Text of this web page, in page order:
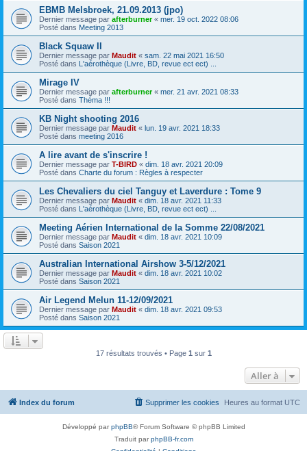
EBMB Melsbroek, 21.09.2013 (jpo)
Dernier message par afterburner« mer. 19 oct. 2022 08:06
Posté dans Meeting 2013
Black Squaw II
Dernier message par Maudit « sam. 22 mai 2021 16:50
Posté dans L'aérothèque (Livre, BD, revue ect ect) ...
Mirage IV
Dernier message par afterburner« mer. 21 avr. 2021 08:33
Posté dans Théma !!!
KB Night shooting 2016
Dernier message par Maudit « lun. 19 avr. 2021 18:33
Posté dans meeting 2016
A lire avant de s'inscrire !
Dernier message par T-BIRD « dim. 18 avr. 2021 20:09
Posté dans Charte du forum : Règles à respecter
Les Chevaliers du ciel Tanguy et Laverdure : Tome 9
Dernier message par Maudit « dim. 18 avr. 2021 11:33
Posté dans L'aérothèque (Livre, BD, revue ect ect) ...
Meeting Aérien International de la Somme 22/08/2021
Dernier message par Maudit « dim. 18 avr. 2021 10:09
Posté dans Saison 2021
Australian International Airshow 3-5/12/2021
Dernier message par Maudit « dim. 18 avr. 2021 10:02
Posté dans Saison 2021
Air Legend Melun 11-12/09/2021
Dernier message par Maudit « dim. 18 avr. 2021 09:53
Posté dans Saison 2021
17 résultats trouvés • Page 1 sur 1
Aller à
Index du forum Heures au format UTC
Supprimer les cookies
Développé parphpBB® Forum Software © phpBB Limited
Traduit parphpBB-fr.com